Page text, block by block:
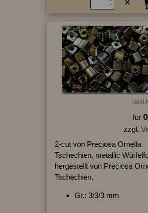
für
zzgl.
2-cut von Preciosa Ornella
Tschechien, metallic
hergestellt von Preciosa
Tschechien,
Gr.: 3/3/3 mm